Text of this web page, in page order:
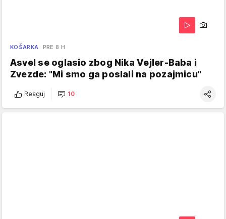
KOŠARKA PRE 8 H
Asvel se oglasio zbog Nika Vejler-Baba i
Zvezde: "Mi smo ga poslali na pozajmicu"
Reaguj 10